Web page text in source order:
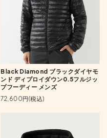
Black Diamond ブラックダイヤモ
ンド ディプロイダウン0.5フルジッ
プフーディー メンズ
72,600円(税込)